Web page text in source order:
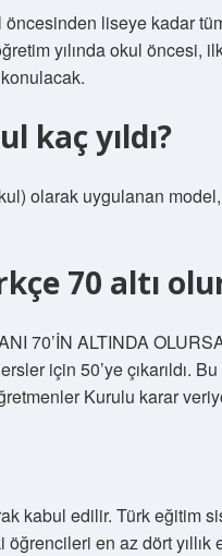
öncesinden liseye kadar
yılında okul öncesi,
kaç yıldı?
olarak uygulanan
70 altı
70’İN ALTINDA
için 50’ye çıkarıldı.
Kurulu karar
kabul edilir. Türk eğitim
öğrencileri en az dört